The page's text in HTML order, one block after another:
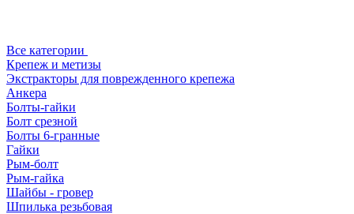
Все категории
Крепеж и метизы
Экстракторы для поврежденного крепежа
Анкера
Болты-гайки
Болт срезной
Болты 6-гранные
Гайки
Рым-болт
Рым-гайка
Шайбы - гровер
Шпилька резьбовая